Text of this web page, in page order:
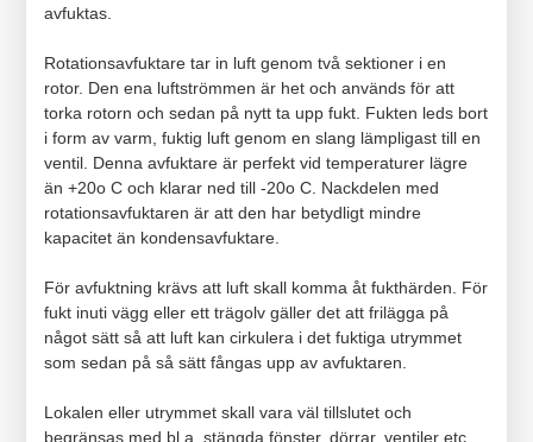
avfuktas.
Rotationsavfuktare tar in luft genom två sektioner i en
rotor. Den ena luftströmmen är het och används för att
torka rotorn och sedan på nytt ta upp fukt. Fukten leds bort
i form av varm, fuktig luft genom en slang lämpligast till en
ventil. Denna avfuktare är perfekt vid temperaturer lägre
än +20o C och klarar ned till -20o C. Nackdelen med
rotationsavfuktaren är att den har betydligt mindre
kapacitet än kondensavfuktare.
För avfuktning krävs att luft skall komma åt fukthärden. För
fukt inuti vägg eller ett trägolv gäller det att frilägga på
något sätt så att luft kan cirkulera i det fuktiga utrymmet
som sedan på så sätt fångas upp av avfuktaren.
Lokalen eller utrymmet skall vara väl tillslutet och
begränsas med bl.a. stängda fönster, dörrar, ventiler etc.